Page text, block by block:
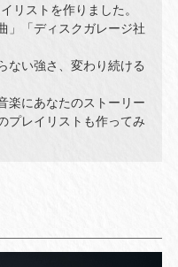
リストを作りました。
」「ディスクガレージ社
ない強さ、変わり続ける
楽にあなたのストーリー
プレイリストも作ってみ